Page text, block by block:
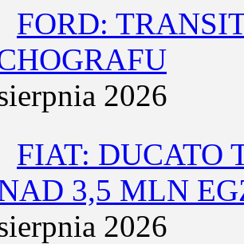
FORD:
2026
FIAT: DUCATO
3,5 MLN
2026